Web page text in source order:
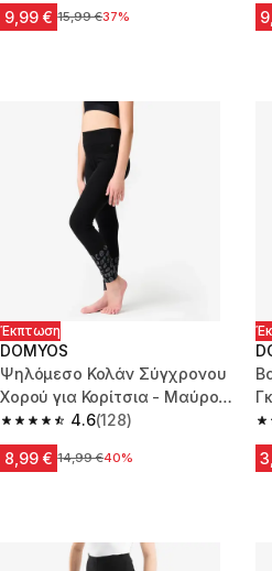
9,99 € Αρχική τιμή
15,99 €37%
Έκπτωση
DOMYOS
Ψηλόμεσο Κολάν Σύγχρονου
Χορού για Κορίτσια - Μαύρο/
Γκρι
4.6
4.6 out of 5 stars from 128 reviews
(128)
8,99 € Αρχική τιμή
14,99 €40%